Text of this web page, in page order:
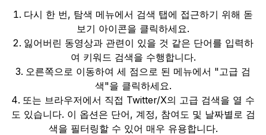
다시 한 번, 탐색 메뉴에서 검색 탭에 접근하기 위해 돋
보기 아이콘을 클릭하세요.
잃어버린 동영상과 관련이 있을 것 같은 단어를 입력하
여 키워드 검색을 수행합니다.
오른쪽으로 이동하여 세 점으로 된 메뉴에서 "고급 검
색"을 클릭하세요.
또는 브라우저에서 직접 Twitter/X의 고급 검색을 열 수
도 있습니다. 이 옵션은 단어, 계정, 참여도 및 날짜별로 검
색을 필터링할 수 있어 매우 유용합니다.